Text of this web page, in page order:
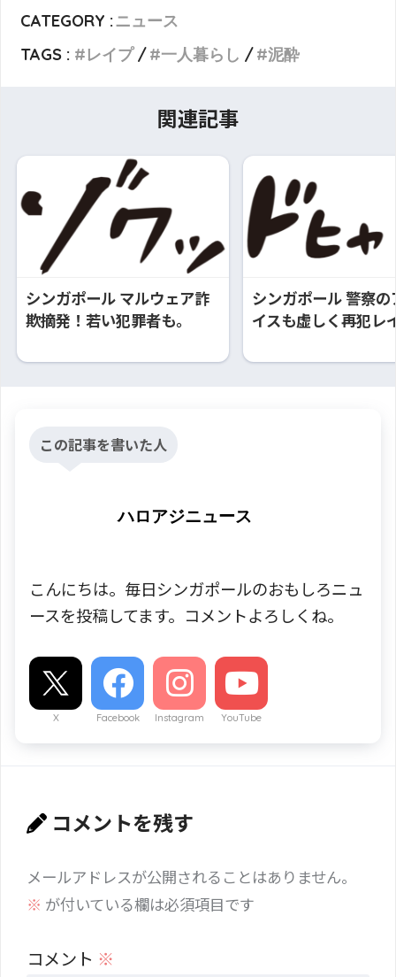
CATEGORY :ニュース
TAGS :
レイプ 一人暮らし 泥酔
関連記事
シンガポール マルウェア詐
欺摘発！若い犯罪者も。
シンガポール 警察の
イスも虚しく再犯レ
この記事を書いた人
ハロアジニュース
こんにちは。毎日シンガポールのおもしろニュ
ースを投稿してます。コメントよろしくね。
X Facebook Instagram YouTube
コメントを残す
メールアドレスが公開されることはありません。
※ が付いている欄は必須項目です
コメント ※